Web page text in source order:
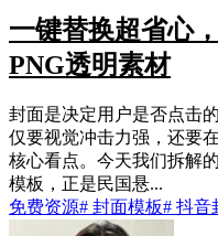
一键替换超省心
PNG透明素材
封面是决定用户是否点击
仅要视觉冲击力强，还要
核心看点。今天我们拆解
模板，正是民国悬...
免费资源# 封面模板# 抖音